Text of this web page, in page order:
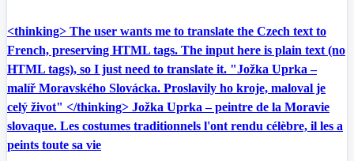
<thinking> The user wants me to translate the Czech text to
French, preserving HTML tags. The input here is plain text (no
HTML tags), so I just need to translate it. "Jožka Uprka –
malíř Moravského Slovácka. Proslavily ho kroje, maloval je
celý život" </thinking> Jožka Uprka – peintre de la Moravie
slovaque. Les costumes traditionnels l'ont rendu célèbre, il les a
peints toute sa vie